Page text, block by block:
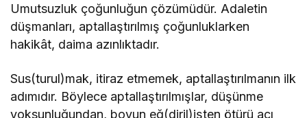
Umutsuzluk çoğunluğun çözümüdür. Adaletin
düşmanları, aptallaştırılmış çoğunluklarken
hakikât, daima azınlıktadır.
Sus(turul)mak, itiraz etmemek, aptallaştırılmanın ilk
adımıdır. Böylece aptallaştırılmışlar, düşünme
yoksunluğundan, boyun eğ(diril)işten ötürü acı